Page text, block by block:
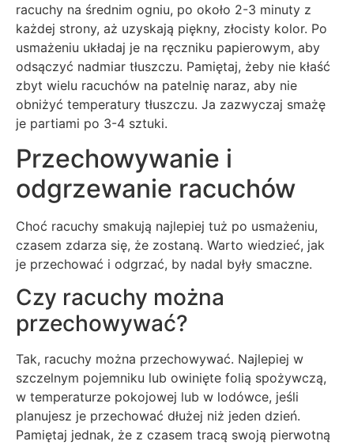
racuchy na średnim ogniu, po około 2-3 minuty z
każdej strony, aż uzyskają piękny, złocisty kolor. Po
usmażeniu układaj je na ręczniku papierowym, aby
odsączyć nadmiar tłuszczu. Pamiętaj, żeby nie kłaść
zbyt wielu racuchów na patelnię naraz, aby nie
obniżyć temperatury tłuszczu. Ja zazwyczaj smażę
je partiami po 3-4 sztuki.
Przechowywanie i
odgrzewanie racuchów
Choć racuchy smakują najlepiej tuż po usmażeniu,
czasem zdarza się, że zostaną. Warto wiedzieć, jak
je przechować i odgrzać, by nadal były smaczne.
Czy racuchy można
przechowywać?
Tak, racuchy można przechowywać. Najlepiej w
szczelnym pojemniku lub owinięte folią spożywczą,
w temperaturze pokojowej lub w lodówce, jeśli
planujesz je przechować dłużej niż jeden dzień.
Pamiętaj jednak, że z czasem tracą swoją pierwotną